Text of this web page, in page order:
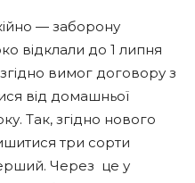
— заборону
відклали до 1 липня
вимог договору з
від домашньої
Так, згідно нового
три сорти
Через це у